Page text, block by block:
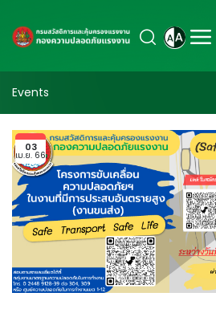
Events
03
เม.ย. 66